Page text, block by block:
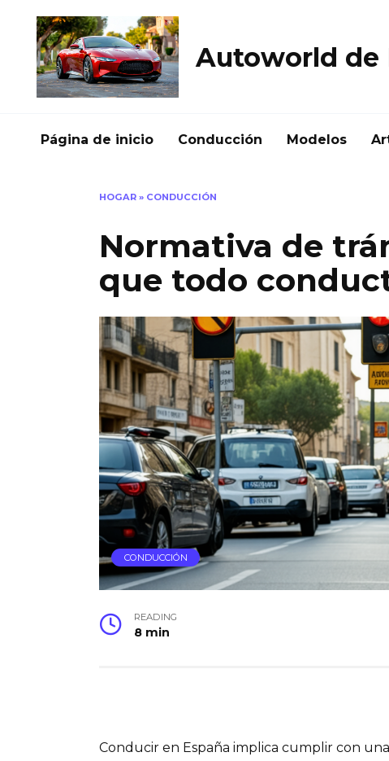
content
Autoworld de
Página de inicio Conducción Modelos
HOGAR » CONDUCCIÓN
Normativa de
que todo
CONDUCCIÓN
READING
8 min
Conducir en España implica cumplir con